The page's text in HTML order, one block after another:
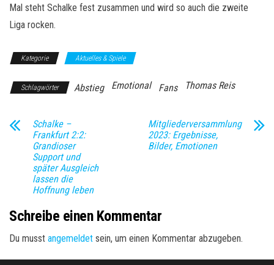
Mal steht Schalke fest zusammen und wird so auch die zweite
Liga rocken.
Kategorie Aktuelles & Spiele
Schlagwörter Abstieg Emotional Fans Thomas Reis
Schalke –
Frankfurt 2:2:
Grandioser
Support und
später Ausgleich
lassen die
Hoffnung leben
Mitgliederversammlung
2023: Ergebnisse,
Bilder, Emotionen
Schreibe einen Kommentar
Du musst angemeldet sein, um einen Kommentar abzugeben.